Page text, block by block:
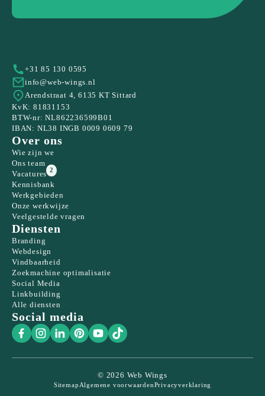
+31 85 130 0595
info@web-wings.nl
Arendstraat 4, 6135 KT Sittard
KvK: 81831153
BTW-nr: NL862236599B01
IBAN: NL38 INGB 0009 0609 79
Over ons
Wie zijn we
Ons team
Vacatures 2
Kennisbank
Werkgebieden
Onze werkwijze
Veelgestelde vragen
Diensten
Branding
Webdesign
Vindbaarheid
Zoekmachine optimalisatie
Social Media
Linkbuilding
Alle diensten
Social media
© 2026 Web Wings
Sitemap Algemene voorwaardenPrivacyverklaring